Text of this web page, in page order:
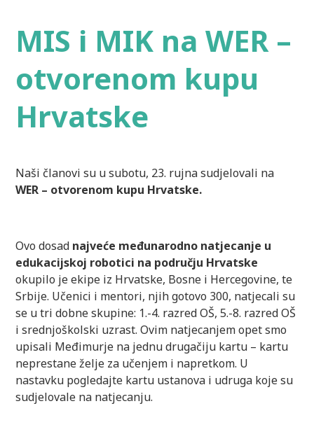
MIS i MIK na WER –
otvorenom kupu
Hrvatske
Naši članovi su u subotu, 23. rujna sudjelovali na
WER – otvorenom kupu Hrvatske.
Ovo dosad najveće međunarodno natjecanje u
edukacijskoj robotici na području Hrvatske
okupilo je ekipe iz Hrvatske, Bosne i Hercegovine, te
Srbije. Učenici i mentori, njih gotovo 300, natjecali su
se u tri dobne skupine: 1.-4. razred OŠ, 5.-8. razred OŠ
i srednjoškolski uzrast. Ovim natjecanjem opet smo
upisali Međimurje na jednu drugačiju kartu – kartu
neprestane želje za učenjem i napretkom. U
nastavku pogledajte kartu ustanova i udruga koje su
sudjelovale na natjecanju.